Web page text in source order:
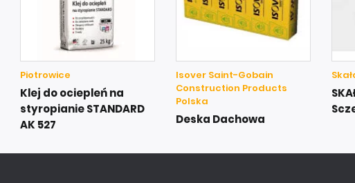
Piotrowice
Klej do ociepleń na
styropianie STANDARD
AK 527
Isover Saint-Gobain
Construction Products
Polska
Deska Dachowa